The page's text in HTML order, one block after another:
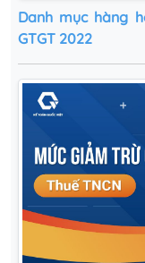
Danh mục hàng
GTGT 2022